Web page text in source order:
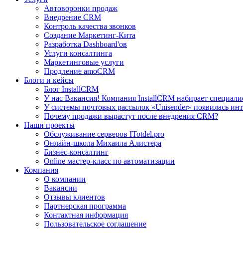
Автоворонки продаж
Внедрение CRM
Контроль качества звонков
Создание Маркетинг-Кита
Разработка Dashboard'ов
Услуги консалтинга
Маркетинговые услуги
Продление amoCRM
Блоги и кейсы
Блог InstallCRM
У нас Вакансия! Компания InstallCRM набирает
У системы почтовых рассылок «Unisender» появилась
Почему продажи вырастут после внедрения CRM?
Наши проекты
Обслуживание серверов ITotdel.pro
Онлайн-школа Михаила Алистера
Бизнес-консалтинг
Online мастер-класс по автоматизации
Компания
О компании
Вакансии
Отзывы клиентов
Партнерская программа
Контактная информация
Пользовательское соглашение